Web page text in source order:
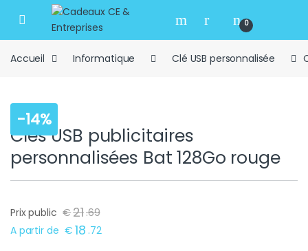
Skip to navigation
Skip to content
Open 0
Accueil Informatique Clé USB personnalisée
-14%
Clés USB publicitaires
personnalisées Bat 128Go rouge
Prix public €21.69
A partir de € 18 .72